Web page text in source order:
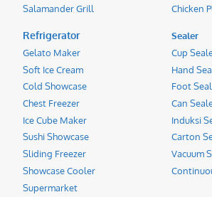
Salamander Grill
Chicken
Refrigerator
Gelato Maker
Soft Ice Cream
Cold Showcase
Chest Freezer
Ice Cube Maker
Sushi Showcase
Sliding Freezer
Showcase Cooler
Supermarket
Sealer
Cup
Hand
Foot
Can
Induksi
Carton
Vacuum